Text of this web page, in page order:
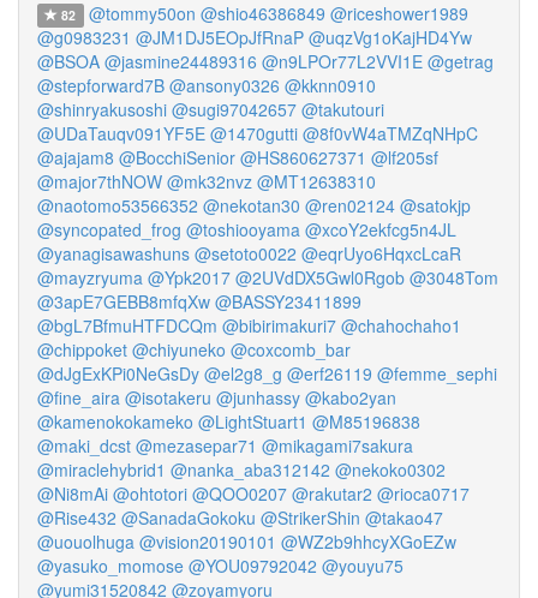
82 @tommy50on @shio46386849 @riceshower1989
@g0983231 @JM1DJ5EOpJfRnaP @uqzVg1oKajHD4Yw
@BSOA @jasmine24489316 @n9LPOr77L2VVI1E @getrag
@stepforward7B @ansony0326 @kknn0910
@shinryakusoshi @sugi97042657 @takutouri
@UDaTauqv091YF5E @1470gutti @8f0vW4aTMZqNHpC
@ajajam8 @BocchiSenior @HS860627371 @lf205sf
@major7thNOW @mk32nvz @MT12638310
@naotomo53566352 @nekotan30 @ren02124 @satokjp
@syncopated_frog @toshiooyama @xcoY2ekfcg5n4JL
@yanagisawashuns @setoto0022 @eqrUyo6HqxcLcaR
@mayzryuma @Ypk2017 @2UVdDX5Gwl0Rgob @3048Tom
@3apE7GEBB8mfqXw @BASSY23411899
@bgL7BfmuHTFDCQm @bibirimakuri7 @chahochaho1
@chippoket @chiyuneko @coxcomb_bar
@dJgExKPi0NeGsDy @el2g8_g @erf26119 @femme_sephi
@fine_aira @isotakeru @junhassy @kabo2yan
@kamenokokameko @LightStuart1 @M85196838
@maki_dcst @mezasepar71 @mikagami7sakura
@miraclehybrid1 @nanka_aba312142 @nekoko0302
@Ni8mAi @ohtotori @QOO0207 @rakutar2 @rioca0717
@Rise432 @SanadaGokoku @StrikerShin @takao47
@uouolhuga @vision20190101 @WZ2b9hhcyXGoEZw
@yasuko_momose @YOU09792042 @youyu75
@yumi31520842 @zoyamyoru